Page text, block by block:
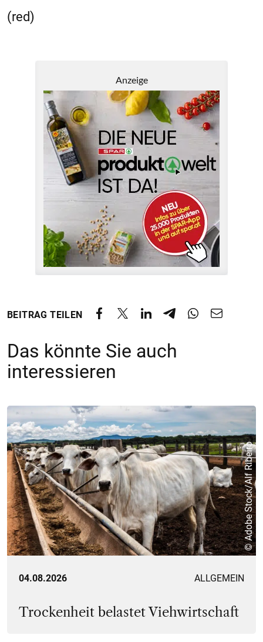
(red)
Anzeige
BEITRAG TEILEN
Das könnte Sie auch
interessieren
© Adobe Stock/Alf Ribeiro
04.08.2026 ALLGEMEIN
Trockenheit belastet Viehwirtschaft